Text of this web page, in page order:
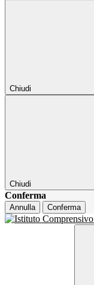
Chiudi
Chiudi
Conferma
Annulla Conferma